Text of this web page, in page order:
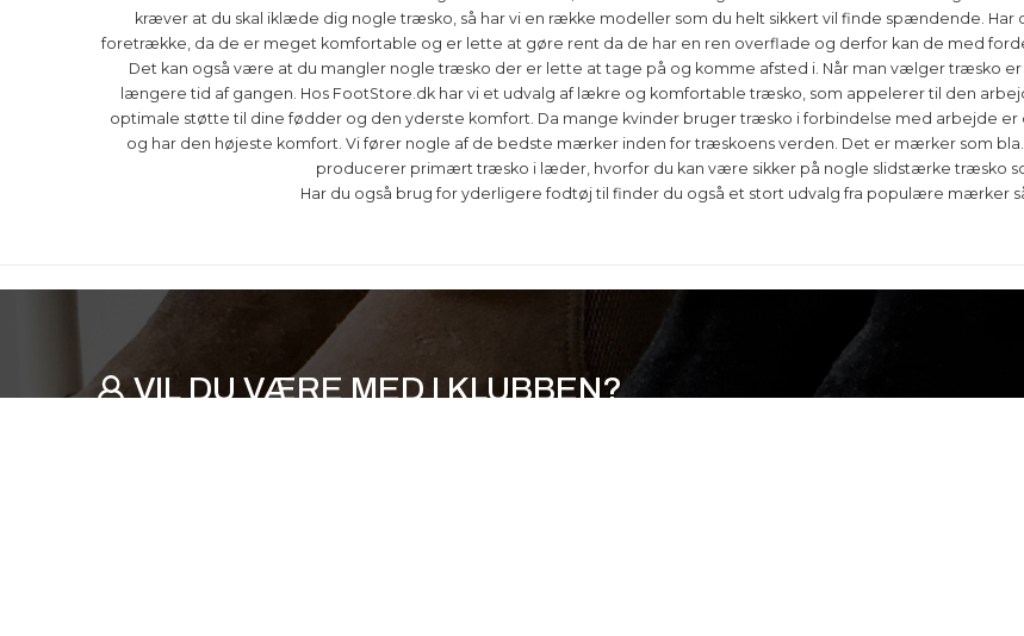
kræver at du skal iklæde dig nogle træsko, så har vi en række modeller som du helt sikkert vil finde spændende.
foretrække, da de er meget komfortable og er lette at gøre rent da de har en ren overflade og derfor kan de med
Det kan også være at du mangler nogle træsko der er lette at tage på og komme afsted i. Når man vælger træsko
længere tid af gangen. Hos FootStore.dk har vi et udvalg af lækre og komfortable træsko, som appelerer til den
optimale støtte til dine fødder og den yderste komfort. Da mange kvinder bruger træsko i forbindelse med arbejde
og har den højeste komfort. Vi fører nogle af de bedste mærker inden for træskoens verden. Det er mærker som bla.
producerer primært træsko i læder, hvorfor du kan være sikker på nogle slidstærke træsko
Har du også brug for yderligere fodtøj til finder du også et stort udvalg fra populære mærker
VIL DU VÆRE MED I KLUBBEN?